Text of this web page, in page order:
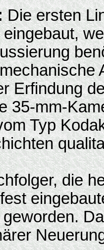
Die ersten
Erfindung
35-mm-
Typ
die